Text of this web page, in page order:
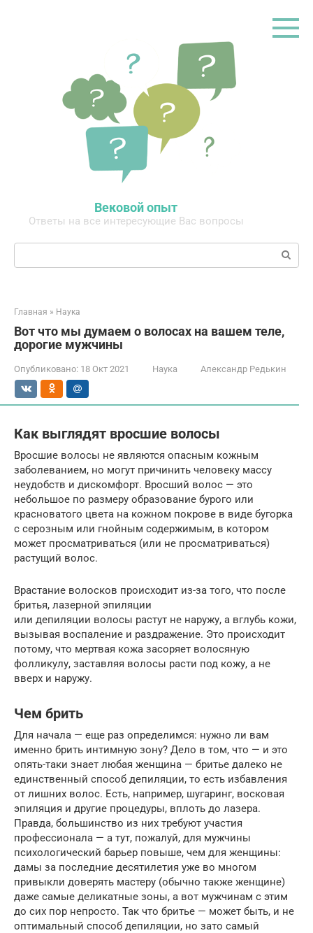
Вековой опыт
Ответы на все интересующие Вас вопросы
Поиск:
Главная » Наука
Вот что мы думаем о волосах на вашем теле,
дорогие мужчины
Опубликовано: 18 Окт 2021 Наука Александр Редькин
Как выглядят вросшие волосы
Вросшие волосы не являются опасным кожным
заболеванием, но могут причинить человеку массу
неудобств и дискомфорт. Вросший волос — это
небольшое по размеру образование бурого или
красноватого цвета на кожном покрове в виде бугорка
с серозным или гнойным содержимым, в котором
может просматриваться (или не просматриваться)
растущий волос.
Врастание волосков происходит из-за того, что после
бритья, лазерной эпиляции
или депиляции волосы растут не наружу, а вглубь кожи,
вызывая воспаление и раздражение. Это происходит
потому, что мертвая кожа засоряет волосяную
фолликулу, заставляя волосы расти под кожу, а не
вверх и наружу.
Чем брить
Для начала — еще раз определимся: нужно ли вам
именно брить интимную зону? Дело в том, что — и это
опять-таки знает любая женщина — бритье далеко не
единственный способ депиляции, то есть избавления
от лишних волос. Есть, например, шугаринг, восковая
эпиляция и другие процедуры, вплоть до лазера.
Правда, большинство из них требуют участия
профессионала — а тут, пожалуй, для мужчины
психологический барьер повыше, чем для женщины:
дамы за последние десятилетия уже во многом
привыкли доверять мастеру (обычно также женщине)
даже самые деликатные зоны, а вот мужчинам с этим
до сих пор непросто. Так что бритье — может быть, и не
оптимальный способ депиляции, но зато самый